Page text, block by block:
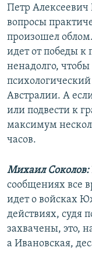
Петр Алексеевич
вопросы
произошел
идет от победы к
ненадолго,
Австралии. А
или подвести к
максимум
часов.
Михаил Соколов:
сообщениях все
идет о войсках
действиях, судя
захвачены, это,
а Ивановская,